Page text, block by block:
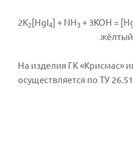
2K2[HgI4] + NH3+ 3KOH =
жёлтый
На изделия ГК «Крисмас»
осуществляется по ТУ